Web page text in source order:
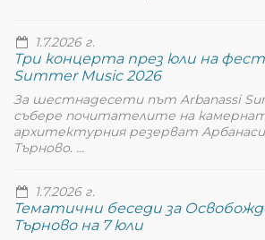
1.7.2026 г.
Три концерта през юли на
Summer Music 2026
За шестнадесети път Arbanassi
събере почитателите на
архитектурния резерват
Търново. ...
1.7.2026 г.
Тематични беседи за
Търново на 7 юли